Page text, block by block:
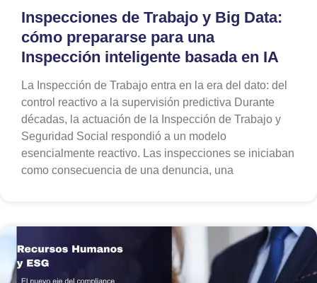
Inspecciones de Trabajo y Big Data:
cómo prepararse para una
Inspección inteligente basada en IA
La Inspección de Trabajo entra en la era del dato: del
control reactivo a la supervisión predictiva Durante
décadas, la actuación de la Inspección de Trabajo y
Seguridad Social respondió a un modelo
esencialmente reactivo. Las inspecciones se iniciaban
como consecuencia de una denuncia, una